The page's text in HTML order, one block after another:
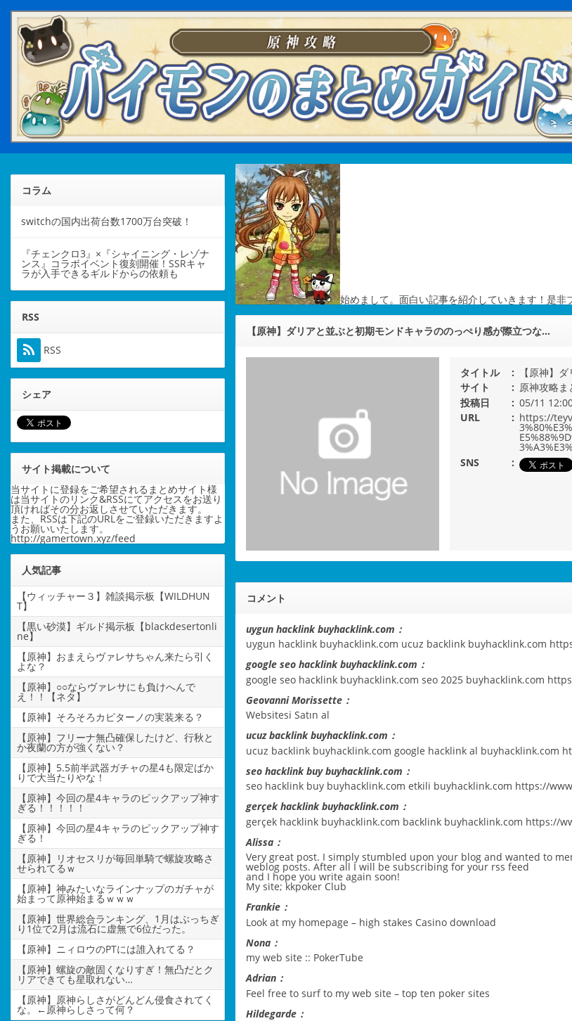
始めまして。面白い記事を紹介していきます！是非
【原神】ダリアと並ぶと初期モンドキャラののっぺり感が際立つな…
タイトル
【原神】
サイト
原神攻略ま
投稿日
05/11
URL
https://
SNS
コメント
uygun hacklink buyhacklink.com：
uygun hacklink buyhacklink.com ucuz backlink buyhacklink.com
google seo hacklink buyhacklink.com：
google seo hacklink buyhacklink.com seo 2025 buyhacklink.com
Geovanni Morissette：
Websitesi Satın al
ucuz backlink buyhacklink.com：
ucuz backlink buyhacklink.com google hacklink al buyhacklink.com
seo hacklink buy buyhacklink.com：
seo hacklink buy buyhacklink.com etkili buyhacklink.com https://
gerçek hacklink buyhacklink.com：
gerçek hacklink buyhacklink.com backlink buyhacklink.com https://
Alissa：
Very great post. I simply stumbled upon your blog and wanted to
weblog posts. After all I will be subscribing for your rss feed
and I hope you write again soon!
My site; kkpoker Club
Frankie：
Look at my homepage – high stakes Casino download
Nona：
my web site :: PokerTube
Adrian：
Feel free to surf to my web site – top ten poker sites
Hildegarde：
コラム
switchの国内出荷台数1700万台突破！
『チェンクロ3』×『シャイニング・レゾナ
ンス』コラボイベント復刻開催！SSRキャ
ラが入手できるギルドからの依頼も
RSS
RSS
シェア
サイト掲載について
当サイトに登録をご希望されるまとめサイト様
は当サイトのリンク&RSSにてアクセスをお送り
頂ければその分お返しさせていただきます。
また、RSSは下記のURLをご登録いただきますよ
うお願いいたします。
http://gamertown.xyz/feed
人気記事
【ウィッチャー３】雑談掲示板【WILDHUN
T】
【黒い砂漠】ギルド掲示板【blackdesertonli
ne】
【原神】おまえらヴァレサちゃん来たら引く
よな？
【原神】○○ならヴァレサにも負けへんで
え！！【ネタ】
【原神】そろそろカピターノの実装来る？
【原神】フリーナ無凸確保したけど、行秋と
か夜蘭の方が強くない？
【原神】5.5前半武器ガチャの星4も限定ばか
りで大当たりやな！
【原神】今回の星4キャラのピックアップ神す
ぎる！！！！！
【原神】今回の星4キャラのピックアップ神す
ぎる！
【原神】リオセスリが毎回単騎で螺旋攻略さ
せられてるｗ
【原神】神みたいなラインナップのガチャが
始まって原神始まるｗｗｗ
【原神】世界総合ランキング、1月はぶっちぎ
り1位で2月は流石に虚無で6位だった。
【原神】ニィロウのPTには誰入れてる？
【原神】螺旋の敵固くなりすぎ！無凸だとク
リアできても星取れない…
【原神】原神らしさがどんどん侵食されてく
な。←原神らしさって何？